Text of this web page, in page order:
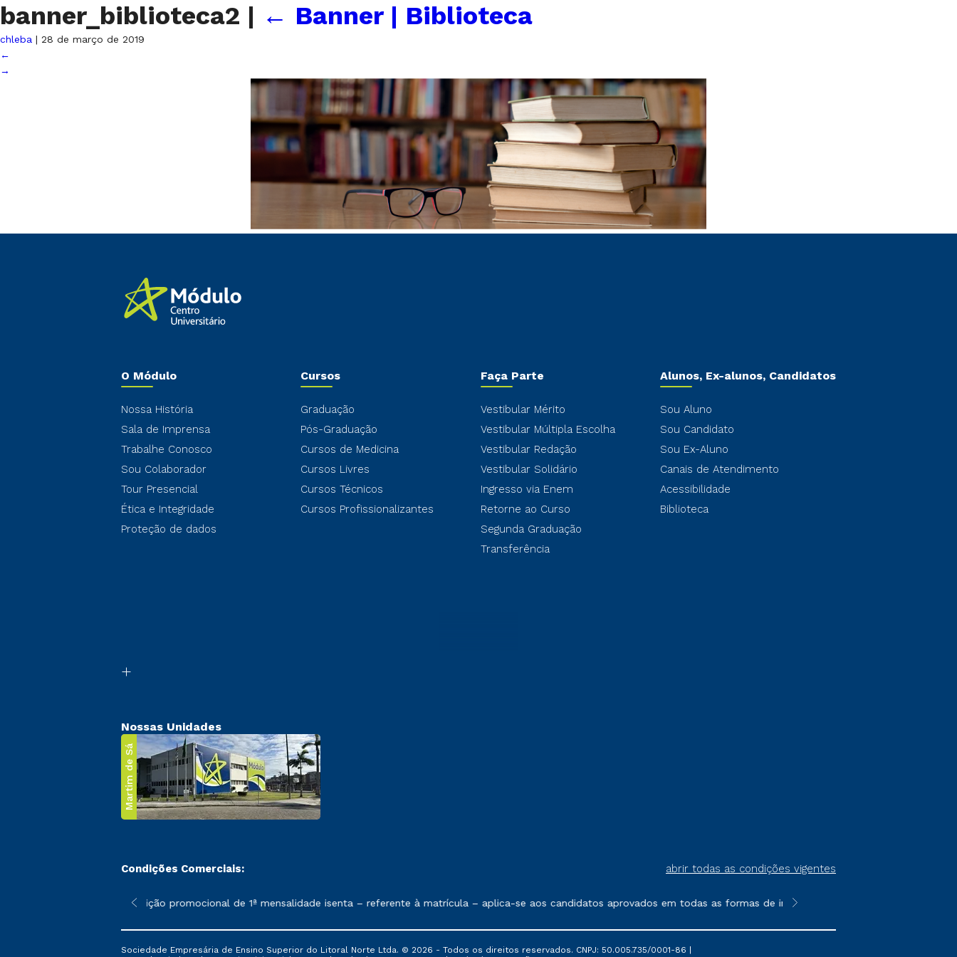
banner_biblioteca2 | ← Banner | Biblioteca
chleba | 28 de março de 2019
←
→
O Módulo
Nossa História
Sala de Imprensa
Trabalhe Conosco
Sou Colaborador
Tour Presencial
Ética e Integridade
Proteção de dados
Cursos
Graduação
Pós-Graduação
Cursos de Medicina
Cursos Livres
Cursos Técnicos
Cursos Profissionalizantes
Faça Parte
Vestibular Mérito
Vestibular Múltipla Escolha
Vestibular Redação
Vestibular Solidário
Ingresso via Enem
Retorne ao Curso
Segunda Graduação
Transferência
Alunos, Ex-alunos, Candidatos
Sou Aluno
Sou Candidato
Sou Ex-Aluno
Canais de Atendimento
Acessibilidade
Biblioteca
Nossas Unidades
Martim de Sá
Condições Comerciais: abrir todas as condições vigentes
sofrer alterações nos períodos de rematrícula conforme exposto no contrato de prestação de serviços.
*A condição promocional de 1ª mensalidade isenta – referente à matrícula – aplica-se aos candidatos aprovados em todas as formas de ingresso, exceto na prova on-line
**Semipresencial é um formato do
Sociedade Empresária de Ensino Superior do Litoral Norte Ltda. © 2026 - Todos os direitos reservados. CNPJ: 50.005.735/0001-86 |